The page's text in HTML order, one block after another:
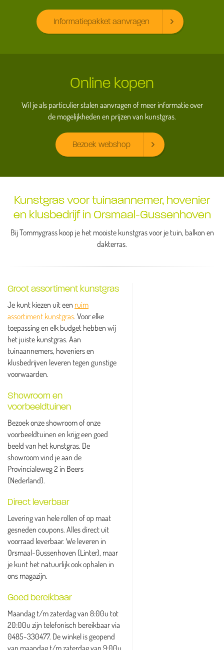
Informatiepakket aanvragen
Online kopen
Wil je als particulier stalen aanvragen of meer informatie over
de mogelijkheden en prijzen van kunstgras.
Bezoek webshop
Kunstgras voor tuinaannemer, hovenier
en klusbedrijf in Orsmaal-Gussenhoven
Bij Tommygrass koop je het mooiste kunstgras voor je tuin, balkon en
dakterras.
Groot assortiment kunstgras
Je kunt kiezen uit een ruim
assortiment kunstgras. Voor elke
toepassing en elk budget hebben wij
het juiste kunstgras. Aan
tuinaannemers, hoveniers en
klusbedrijven leveren tegen gunstige
voorwaarden.
Showroom en
voorbeeldtuinen
Bezoek onze showroom of onze
voorbeeldtuinen en krijg een goed
beeld van het kunstgras. De
showroom vind je aan de
Provincialeweg 2 in Beers
(Nederland).
Direct leverbaar
Levering van hele rollen of op maat
gesneden coupons. Alles direct uit
voorraad leverbaar. We leveren in
Orsmaal-Gussenhoven (Linter), maar
je kunt het natuurlijk ook ophalen in
ons magazijn.
Goed bereikbaar
Maandag t/m zaterdag van 8:00u tot
20:00u zijn telefonisch bereikbaar via
0485-330477. De winkel is geopend